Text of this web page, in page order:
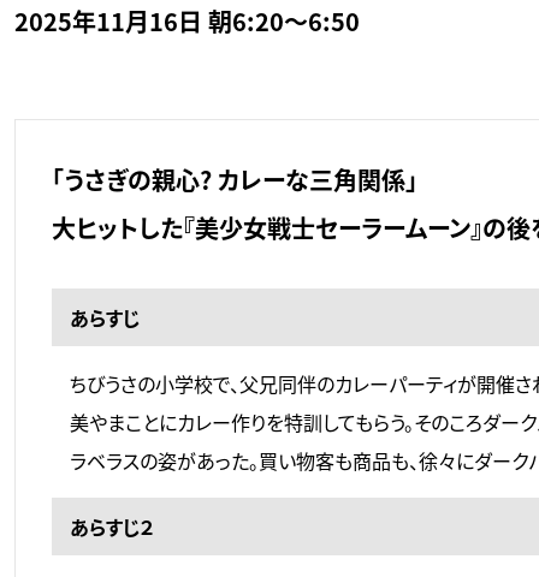
2025年11月16日 朝6:20～6:50
「うさぎの親心? カレーな三角関係」
大ヒットした『美少女戦士セーラームーン』の
あらすじ
ちびうさの小学校で、父兄同伴のカレーパーティが開催さ
美やまことにカレー作りを特訓してもらう。そのころダー
ラベラスの姿があった。買い物客も商品も、徐々にダーク
あらすじ２